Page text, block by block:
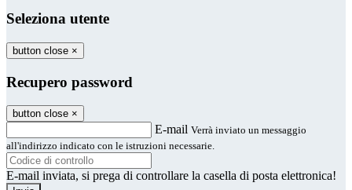
Seleziona utente
button close ×
Recupero password
button close ×
E-mail Verrà inviato un messaggio
all'indirizzo indicato con le istruzioni necessarie.
E-mail inviata, si prega di controllare la casella di posta elettronica!